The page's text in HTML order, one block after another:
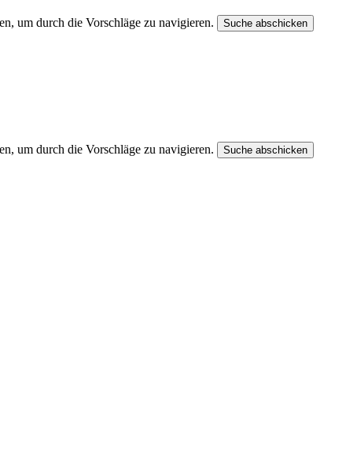
um durch die Vorschläge zu navigieren. Suche abschicken
um durch die Vorschläge zu navigieren. Suche abschicken